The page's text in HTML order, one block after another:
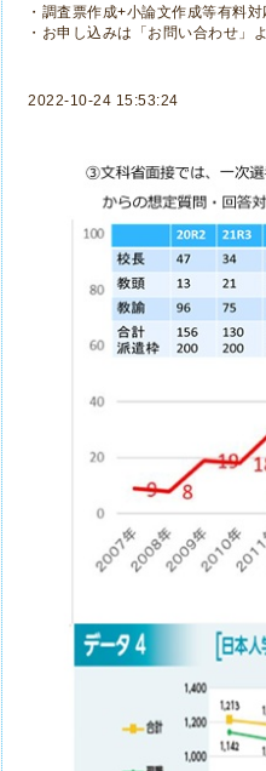
・調査票作成+小論文作成等有料対
・お申し込みは「お問い合わせ」
2022-10-24 15:53:24